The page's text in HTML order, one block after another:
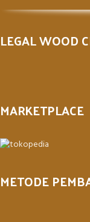
LEGAL WOOD
MARKETPLACE
METODE